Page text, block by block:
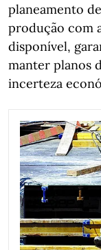
planeamento
produção com
disponível,
manter planos
incerteza